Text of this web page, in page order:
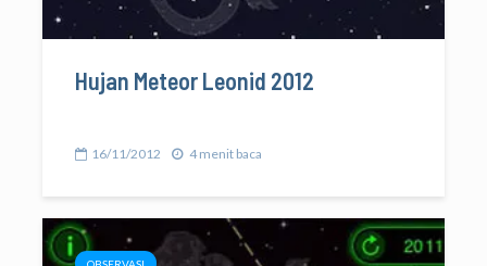
Hujan Meteor Leonid 2012
16/11/2012 4 menit baca